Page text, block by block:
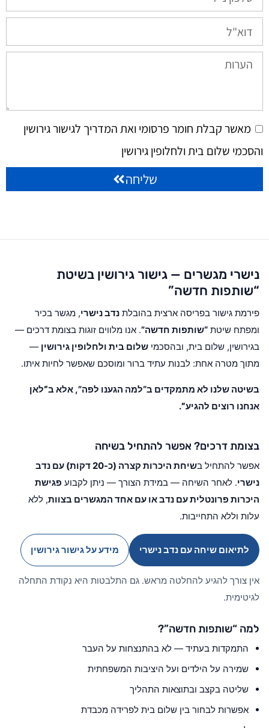
מאשר קבלת חומר פרסומי ואת המדריך לגישור גירושין
והסכמי שלום בית ולחלופין גירושין
שליחה
נישרי מגשרים — גישור גירושין בשיטת
“שותפות חדשה”
פירמת גישור בפריסה ארצית בהובלת נדב נישרי, מגשר בכיר
ומפתח שיטת “שותפות חדשה”. אנו מלווים זוגות בצומת דרכים —
בגירושין, שלום בית, ובהסכמי שלום בית ולחלופין גירושין —
מתוך מטרה אחת: לבנות עתיד ברור ומוסכם שאפשר לחיות איתו.
בשיטה שלנו לא מתמקדים ב“למה הגענו לפה”, אלא ב“לאן
אנחנו רוצים להגיע”.
בצומת דרכים? אפשר להתחיל בשיחה
אפשר להתחיל ב
שיחת היכרות קצרה (כ-20 דקות) עם נדב
נישרי. לאחר השיחה — במידת הצורך — ניתן לקבוע פגישת
היכרות פרונטלית עם נדב או עם אחד המגשרים בצוות, ללא
עלות וללא התחייבות.
לתיאום שיחה עם נדב נישרי מידע על גישור גירושין
אין צורך להגיע להחלטה מראש. גם התלבטות היא נקודת התחלה
לגיטימית.
למה “שותפות חדשה”?
התמקדות בעתיד — לא בהתנצחות על העבר
שמירה על הילדים ועל היציבות המשפחתית
שליטה בקצב ובתוצאות התהליך
אפשרות לבחור בין שלום בית לפרידה מכבדת